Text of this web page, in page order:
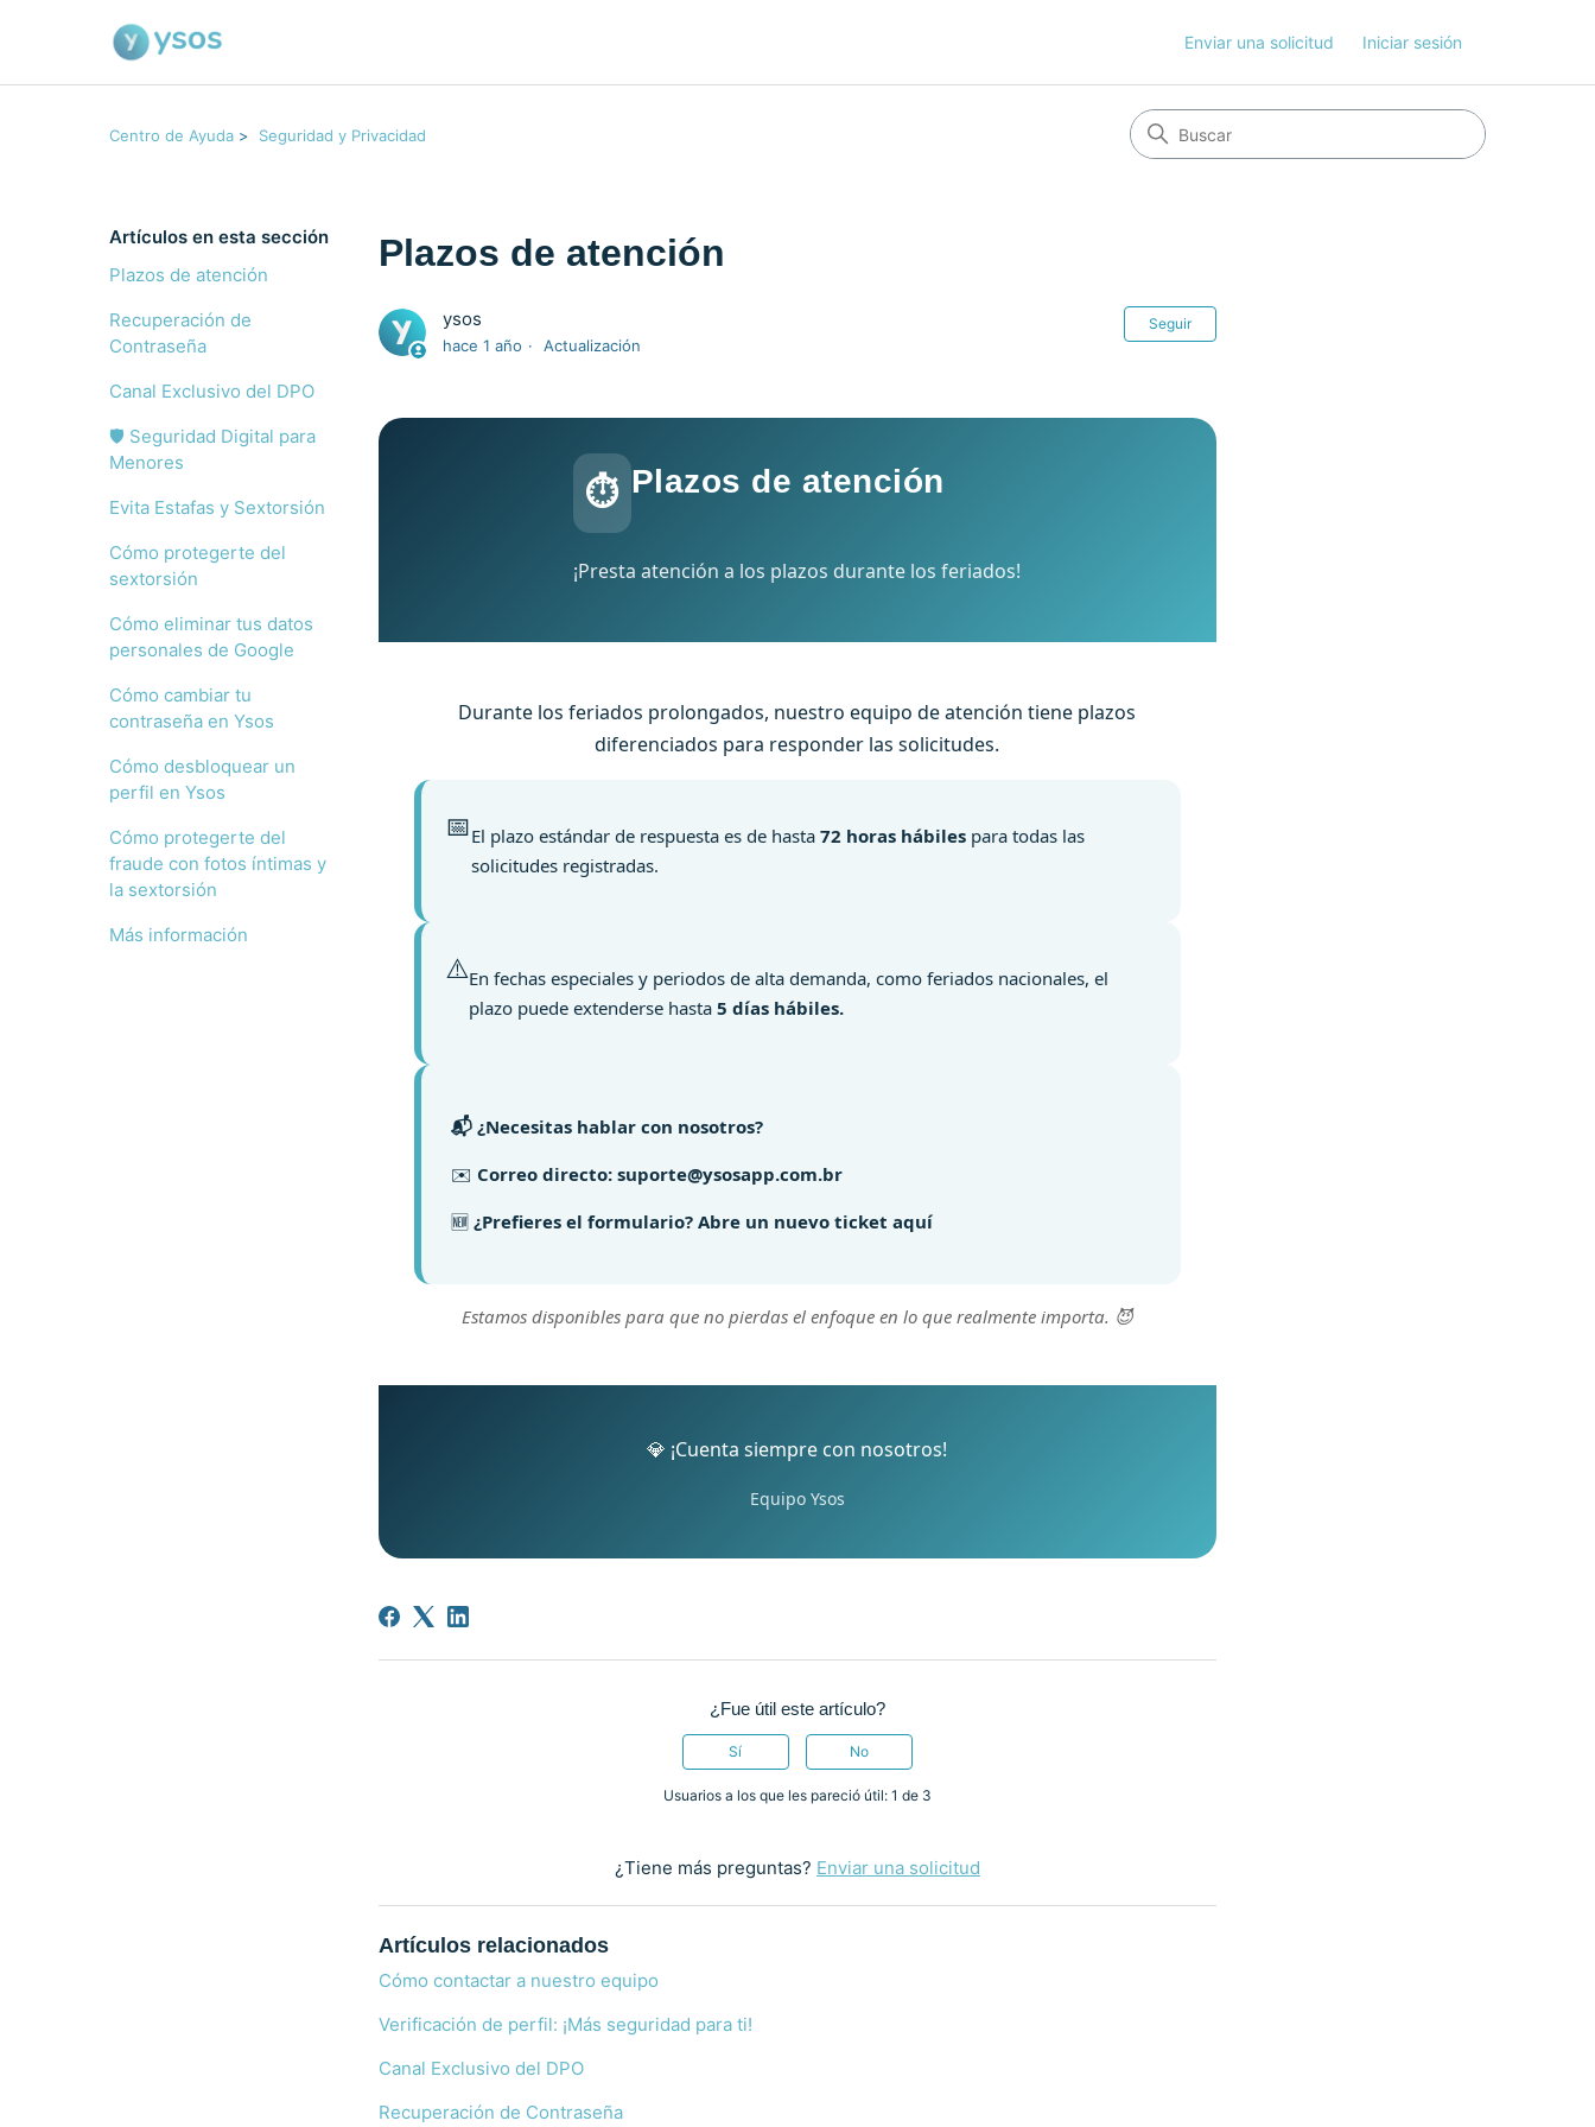
Enviar una solicitud Iniciar sesión
Centro de Ayuda Seguridad y Privacidad
Artículos en esta sección
Plazos de atención
Recuperación de
Contraseña
Canal Exclusivo del DPO
🛡️ Seguridad Digital para
Menores
Evita Estafas y Sextorsión
Cómo protegerte del
sextorsión
Cómo eliminar tus datos
personales de Google
Cómo cambiar tu
contraseña en Ysos
Cómo desbloquear un
perfil en Ysos
Cómo protegerte del
fraude con fotos íntimas y
la sextorsión
Más información
Plazos de atención
ysos
hace 1 año Actualización
Seguir
⏱️ Plazos de atención
¡Presta atención a los plazos durante los feriados!
Durante los feriados prolongados, nuestro equipo de atención tiene plazos
diferenciados para responder las solicitudes.
📅El plazo estándar de respuesta es de hasta72 horas hábiles para todas las
solicitudes registradas.
⚠️En fechas especiales y periodos de alta demanda, como feriados nacionales, el
plazo puede extenderse hasta5 días hábiles.
📬 ¿Necesitas hablar con nosotros?
✉️ Correo directo: suporte@ysosapp.com.br
🆕¿Prefieres el formulario? Abre un nuevo ticket aquí
Estamos disponibles para que no pierdas el enfoque en lo que realmente importa. 😈
💎 ¡Cuenta siempre con nosotros!
Equipo Ysos
¿Fue útil este artículo?
Sí No
Usuarios a los que les pareció útil: 1 de 3
¿Tiene más preguntas? Enviar una solicitud
Artículos relacionados
Cómo contactar a nuestro equipo
Verificación de perfil: ¡Más seguridad para ti!
Canal Exclusivo del DPO
Recuperación de Contraseña